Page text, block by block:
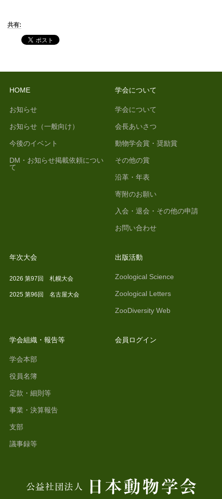
共有:
HOME
お知らせ
お知らせ（一般向け）
今後のイベント
DM・お知らせ掲載依頼につい
て
学会について
学会について
会長あいさつ
動物学会賞・奨励賞
その他の賞
沿革・年表
寄附のお願い
入会・退会・その他の申請
お問い合わせ
年次大会
2026 第97回 札幌大会
2025 第96回 名古屋大会
出版活動
Zoological Science
Zoological Letters
ZooDiversity Web
学会組織・報告等
学会本部
役員名簿
定款・細則等
事業・決算報告
支部
議事録等
会員ログイン